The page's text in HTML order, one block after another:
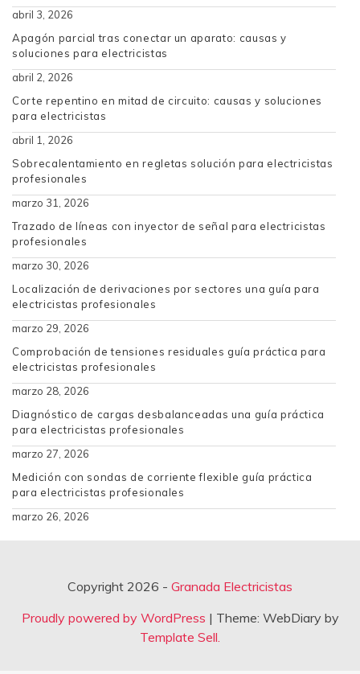
abril 3, 2026
Apagón parcial tras conectar un aparato: causas y
soluciones para electricistas
abril 2, 2026
Corte repentino en mitad de circuito: causas y soluciones
para electricistas
abril 1, 2026
Sobrecalentamiento en regletas solución para electricistas
profesionales
marzo 31, 2026
Trazado de líneas con inyector de señal para electricistas
profesionales
marzo 30, 2026
Localización de derivaciones por sectores una guía para
electricistas profesionales
marzo 29, 2026
Comprobación de tensiones residuales guía práctica para
electricistas profesionales
marzo 28, 2026
Diagnóstico de cargas desbalanceadas una guía práctica
para electricistas profesionales
marzo 27, 2026
Medición con sondas de corriente flexible guía práctica
para electricistas profesionales
marzo 26, 2026
Copyright 2026 - Granada Electricistas
Proudly powered by WordPress | Theme: WebDiary by
Template Sell.